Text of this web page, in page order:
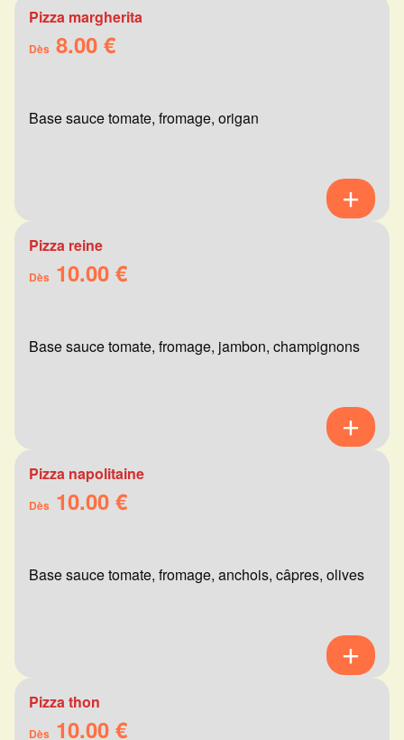
Pizza margherita
Dès 8.00 €
Base sauce tomate, fromage, origan
Pizza reine
Dès 10.00 €
Base sauce tomate, fromage, jambon, champignons
Pizza napolitaine
Dès 10.00 €
Base sauce tomate, fromage, anchois, câpres, olives
Pizza thon
Dès 10.00 €